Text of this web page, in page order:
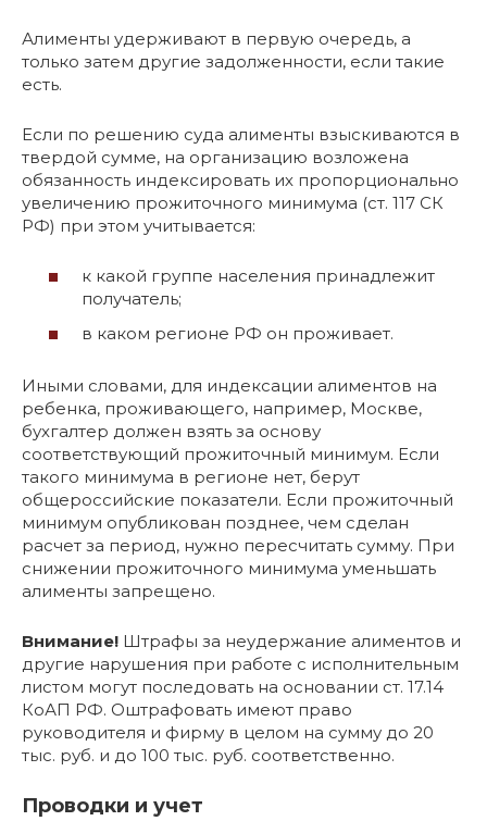
Алименты удерживают в первую очередь, а
только затем другие задолженности, если такие
есть.
Если по решению суда алименты взыскиваются в
твердой сумме, на организацию возложена
обязанность индексировать их пропорционально
увеличению прожиточного минимума (ст. 117 СК
РФ) при этом учитывается:
к какой группе населения принадлежит
получатель;
в каком регионе РФ он проживает.
Иными словами, для индексации алиментов на
ребенка, проживающего, например, Москве,
бухгалтер должен взять за основу
соответствующий прожиточный минимум. Если
такого минимума в регионе нет, берут
общероссийские показатели. Если прожиточный
минимум опубликован позднее, чем сделан
расчет за период, нужно пересчитать сумму. При
снижении прожиточного минимума уменьшать
алименты запрещено.
Внимание! Штрафы за неудержание алиментов и
другие нарушения при работе с исполнительным
листом могут последовать на основании ст. 17.14
КоАП РФ. Оштрафовать имеют право
руководителя и фирму в целом на сумму до 20
тыс. руб. и до 100 тыс. руб. соответственно.
Проводки и учет